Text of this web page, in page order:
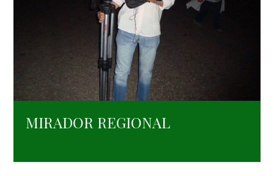
MIRADOR REGIONAL